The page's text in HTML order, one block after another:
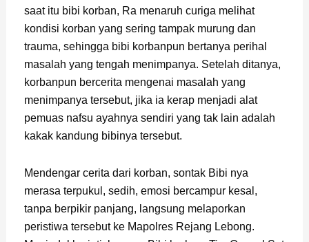
saat itu bibi korban, Ra menaruh curiga melihat
kondisi korban yang sering tampak murung dan
trauma, sehingga bibi korbanpun bertanya perihal
masalah yang tengah menimpanya. Setelah ditanya,
korbanpun bercerita mengenai masalah yang
menimpanya tersebut, jika ia kerap menjadi alat
pemuas nafsu ayahnya sendiri yang tak lain adalah
kakak kandung bibinya tersebut.
Mendengar cerita dari korban, sontak Bibi nya
merasa terpukul, sedih, emosi bercampur kesal,
tanpa berpikir panjang, langsung melaporkan
peristiwa tersebut ke Mapolres Rejang Lebong.